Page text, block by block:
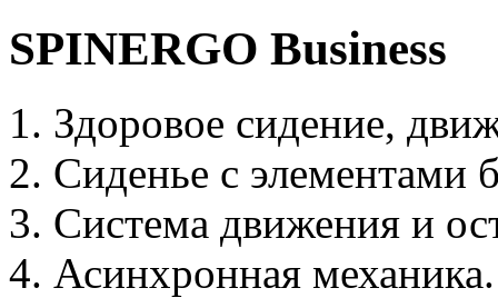
SPINERGO Business
Здоровое сидение,
Сиденье с элементами
Система движения и
Асинхронная механика.